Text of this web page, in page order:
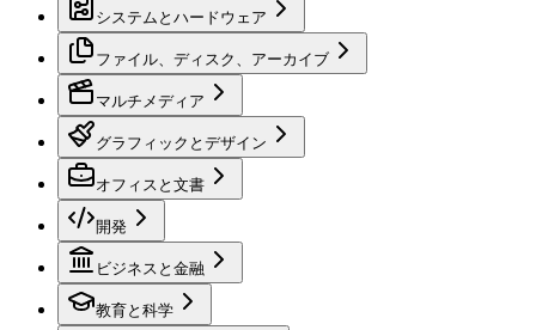
システムとハードウェア
ファイル、ディスク、アーカイブ
マルチメディア
グラフィックとデザイン
オフィスと文書
開発
ビジネスと金融
教育と科学